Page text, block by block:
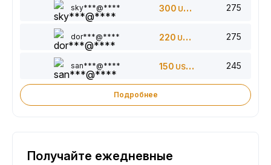
sky***@**** 300 USDT 275
dor***@**** 220 USDT 275
san***@**** 150 USDT 245
Подробнее
Получайте ежедневные